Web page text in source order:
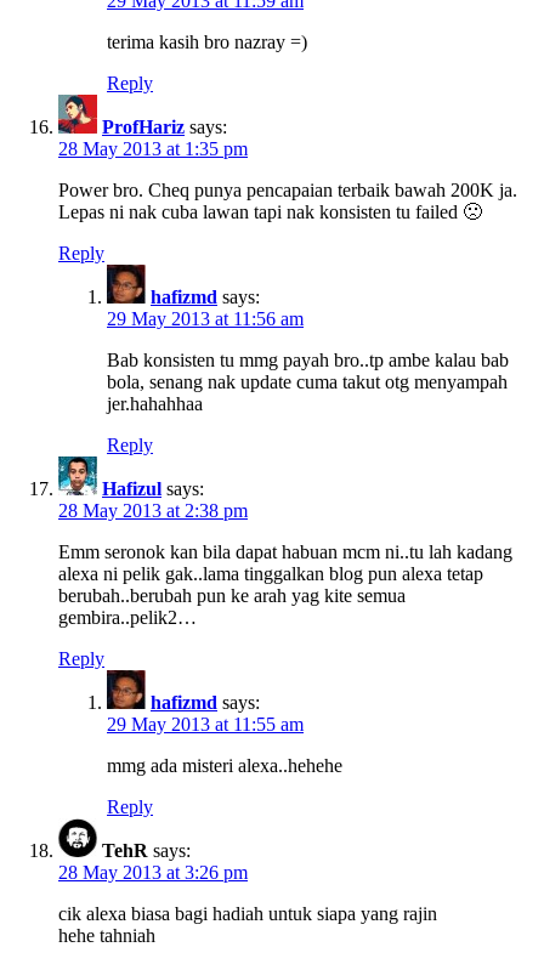
terima kasih bro nazray =)
Reply
ProfHariz says:
28 May 2013 at 1:35 pm
Power bro. Cheq punya pencapaian terbaik bawah 200K ja.
Lepas ni nak cuba lawan tapi nak konsisten tu failed 🙁
Reply
hafizmd says:
29 May 2013 at 11:56 am
Bab konsisten tu mmg payah bro..tp ambe kalau bab
bola, senang nak update cuma takut otg menyampah
jer.hahahhaa
Reply
Hafizul says:
28 May 2013 at 2:38 pm
Emm seronok kan bila dapat habuan mcm ni..tu lah kadang
alexa ni pelik gak..lama tinggalkan blog pun alexa tetap
berubah..berubah pun ke arah yag kite semua
gembira..pelik2…
Reply
hafizmd says:
29 May 2013 at 11:55 am
mmg ada misteri alexa..hehehe
Reply
TehR says:
28 May 2013 at 3:26 pm
cik alexa biasa bagi hadiah untuk siapa yang rajin
hehe tahniah